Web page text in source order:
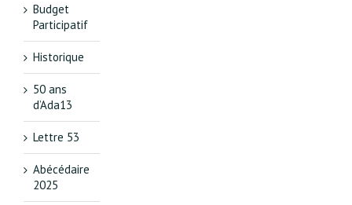
Budget
Participatif
Historique
50 ans
d’Ada13
Lettre 53
Abécédaire
2025